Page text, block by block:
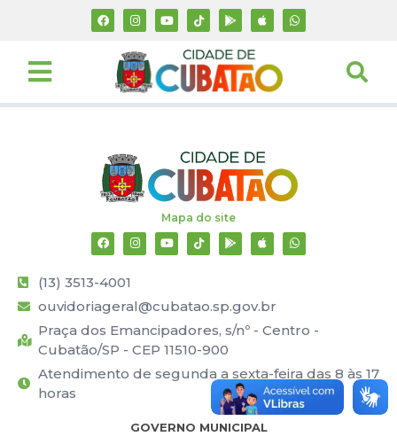
Mapa do site
(13) 3513-4001
ouvidoriageral@cubatao.sp.gov.br
Praça dos Emancipadores, s/nº - Centro -
Cubatão/SP - CEP 11510-900
Atendimento de segunda a sexta-feira das 8 às 17
horas
GOVERNO MUNICIPAL